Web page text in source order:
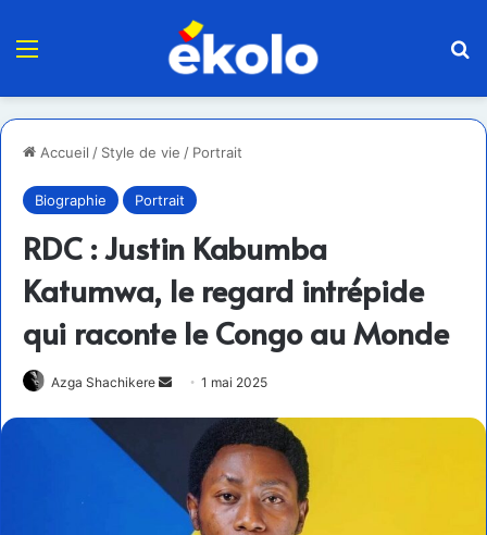
Menu
Accueil / Style de vie / Portrait
Biographie Portrait
RDC : Justin Kabumba
Katumwa, le regard intrépide
qui raconte le Congo au Monde
Azga Shachikere
Envoyer
courriel
1 mai 2025